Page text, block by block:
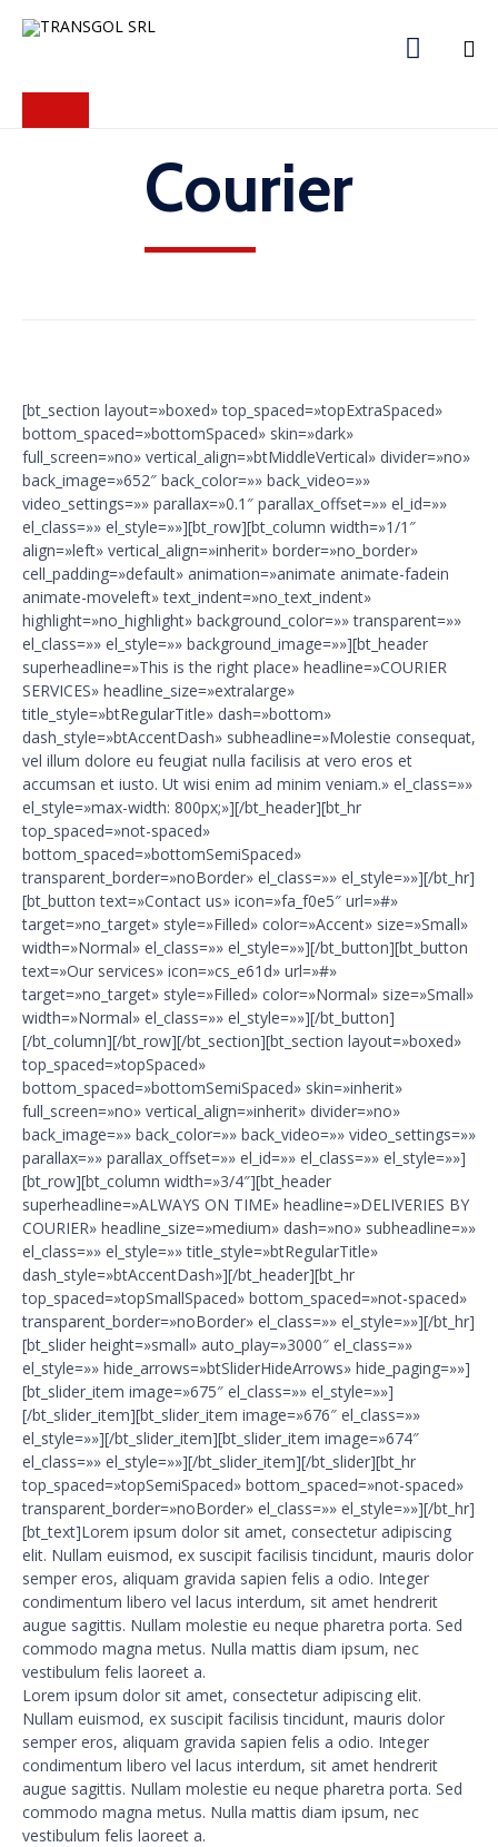

Courier
[bt_section layout=»boxed» top_spaced=»topExtraSpaced»
bottom_spaced=»bottomSpaced» skin=»dark»
full_screen=»no» vertical_align=»btMiddleVertical» divider=»no»
back_image=»652″ back_color=»» back_video=»»
video_settings=»» parallax=»0.1″ parallax_offset=»» el_id=»»
el_class=»» el_style=»»][bt_row][bt_column width=»1/1″
align=»left» vertical_align=»inherit» border=»no_border»
cell_padding=»default» animation=»animate animate-fadein
animate-moveleft» text_indent=»no_text_indent»
highlight=»no_highlight» background_color=»» transparent=»»
el_class=»» el_style=»» background_image=»»][bt_header
superheadline=»This is the right place» headline=»COURIER
SERVICES» headline_size=»extralarge»
title_style=»btRegularTitle» dash=»bottom»
dash_style=»btAccentDash» subheadline=»Molestie consequat,
vel illum dolore eu feugiat nulla facilisis at vero eros et
accumsan et iusto. Ut wisi enim ad minim veniam.» el_class=»»
el_style=»max-width: 800px;»][/bt_header][bt_hr
top_spaced=»not-spaced»
bottom_spaced=»bottomSemiSpaced»
transparent_border=»noBorder» el_class=»» el_style=»»][/bt_hr]
[bt_button text=»Contact us» icon=»fa_f0e5″ url=»#»
target=»no_target» style=»Filled» color=»Accent» size=»Small»
width=»Normal» el_class=»» el_style=»»][/bt_button][bt_button
text=»Our services» icon=»cs_e61d» url=»#»
target=»no_target» style=»Filled» color=»Normal» size=»Small»
width=»Normal» el_class=»» el_style=»»][/bt_button]
[/bt_column][/bt_row][/bt_section][bt_section layout=»boxed»
top_spaced=»topSpaced»
bottom_spaced=»bottomSemiSpaced» skin=»inherit»
full_screen=»no» vertical_align=»inherit» divider=»no»
back_image=»» back_color=»» back_video=»» video_settings=»»
parallax=»» parallax_offset=»» el_id=»» el_class=»» el_style=»»]
[bt_row][bt_column width=»3/4″][bt_header
superheadline=»ALWAYS ON TIME» headline=»DELIVERIES BY
COURIER» headline_size=»medium» dash=»no» subheadline=»»
el_class=»» el_style=»» title_style=»btRegularTitle»
dash_style=»btAccentDash»][/bt_header][bt_hr
top_spaced=»topSmallSpaced» bottom_spaced=»not-spaced»
transparent_border=»noBorder» el_class=»» el_style=»»][/bt_hr]
[bt_slider height=»small» auto_play=»3000″ el_class=»»
el_style=»» hide_arrows=»btSliderHideArrows» hide_paging=»»]
[bt_slider_item image=»675″ el_class=»» el_style=»»]
[/bt_slider_item][bt_slider_item image=»676″ el_class=»»
el_style=»»][/bt_slider_item][bt_slider_item image=»674″
el_class=»» el_style=»»][/bt_slider_item][/bt_slider][bt_hr
top_spaced=»topSemiSpaced» bottom_spaced=»not-spaced»
transparent_border=»noBorder» el_class=»» el_style=»»][/bt_hr]
[bt_text]Lorem ipsum dolor sit amet, consectetur adipiscing
elit. Nullam euismod, ex suscipit facilisis tincidunt, mauris dolor
semper eros, aliquam gravida sapien felis a odio. Integer
condimentum libero vel lacus interdum, sit amet hendrerit
augue sagittis. Nullam molestie eu neque pharetra porta. Sed
commodo magna metus. Nulla mattis diam ipsum, nec
vestibulum felis laoreet a.
Lorem ipsum dolor sit amet, consectetur adipiscing elit.
Nullam euismod, ex suscipit facilisis tincidunt, mauris dolor
semper eros, aliquam gravida sapien felis a odio. Integer
condimentum libero vel lacus interdum, sit amet hendrerit
augue sagittis. Nullam molestie eu neque pharetra porta. Sed
commodo magna metus. Nulla mattis diam ipsum, nec
vestibulum felis laoreet a.